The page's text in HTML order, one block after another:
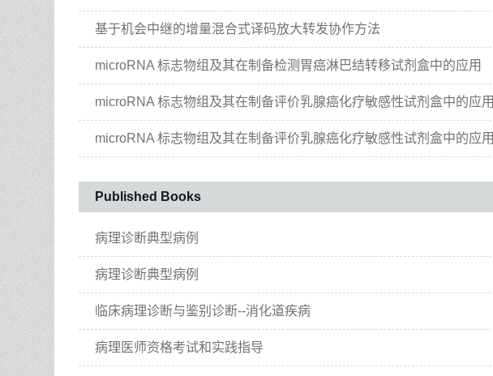
基于机会中继的增量混合式译码放大转发协作方法
microRNA 标志物组及其在制备检测胃癌淋巴结转移试剂盒中的应用
microRNA 标志物组及其在制备评价乳腺癌化疗敏感性试剂盒中的应用
microRNA 标志物组及其在制备评价乳腺癌化疗敏感性试剂盒中的应用
Published Books
病理诊断典型病例
病理诊断典型病例
临床病理诊断与鉴别诊断--消化道疾病
病理医师资格考试和实践指导